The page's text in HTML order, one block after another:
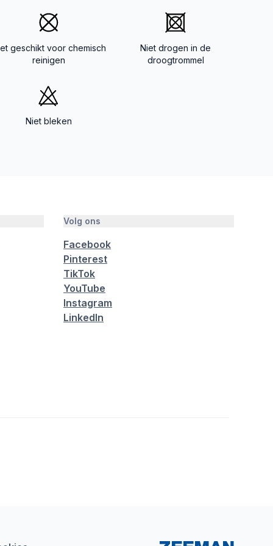
geschikt voor chemisch
reinigen
Niet drogen in de
droogtrommel
Niet bleken
Volg ons
Facebook
Pinterest
TikTok
YouTube
Instagram
LinkedIn